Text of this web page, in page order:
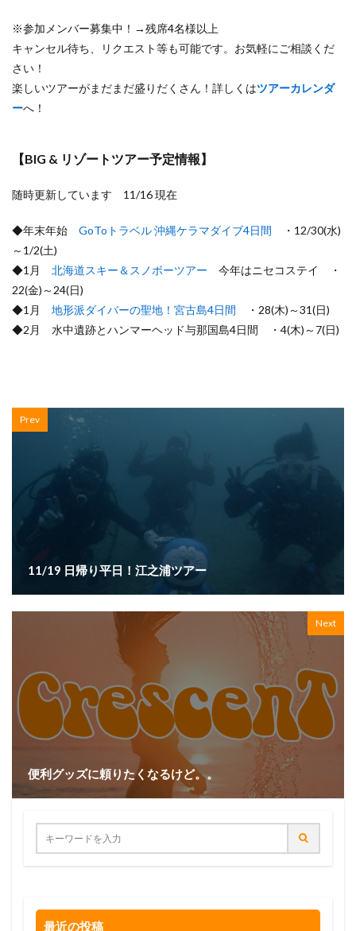
※参加メンバー募集中！→残席4名様以上
キャンセル待ち、リクエスト等も可能です。お気軽にご相談くだ
さい！
楽しいツアーがまだまだ盛りだくさん！詳しくはツアーカレンダ
ーへ！
【BIG & リゾートツアー予定情報】
随時更新しています 11/16 現在
◆年末年始 GoToトラベル 沖縄ケラマダイブ4日間 ・12/30(水)
～1/2(土)
◆1月 北海道スキー＆スノボーツアー 今年はニセコステイ ・
22(金)～24(日)
◆1月 地形派ダイバーの聖地！宮古島4日間 ・28(木)～31(日)
◆2月 水中遺跡とハンマーヘッド与那国島4日間 ・4(木)～7(日)
Prev
11/19 日帰り平日！江之浦ツアー
Next
便利グッズに頼りたくなるけど。。
最近の投稿